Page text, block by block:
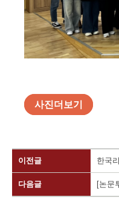
사진더보기
이전글 한국
다음글 [논문